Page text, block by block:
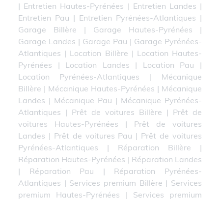
| Entretien Hautes-Pyrénées | Entretien Landes |
Entretien Pau | Entretien Pyrénées-Atlantiques |
Garage Billère | Garage Hautes-Pyrénées |
Garage Landes | Garage Pau | Garage Pyrénées-
Atlantiques | Location Billère | Location Hautes-
Pyrénées | Location Landes | Location Pau |
Location Pyrénées-Atlantiques | Mécanique
Billère | Mécanique Hautes-Pyrénées | Mécanique
Landes | Mécanique Pau | Mécanique Pyrénées-
Atlantiques | Prêt de voitures Billère | Prêt de
voitures Hautes-Pyrénées | Prêt de voitures
Landes | Prêt de voitures Pau | Prêt de voitures
Pyrénées-Atlantiques | Réparation Billère |
Réparation Hautes-Pyrénées | Réparation Landes
| Réparation Pau | Réparation Pyrénées-
Atlantiques | Services premium Billère | Services
premium Hautes-Pyrénées | Services premium